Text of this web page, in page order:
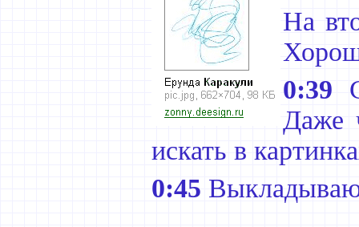
На
0:39
Даже
искать в
0:45 Выкладываю